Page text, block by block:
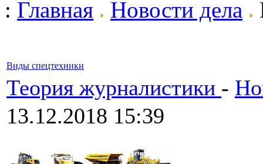
: Главная Новости дела
Виды спецтехники
Теория журналистики -
13.12.2018 15:39